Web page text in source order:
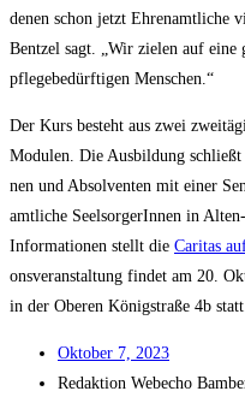
denen schon jetzt Ehren­amt­li­che
Bent­zel sagt. „Wir zie­len auf
pfle­ge­be­dürf­ti­gen Menschen.“
Der Kurs besteht aus zwei
Modu­len. Die Aus­bil­dung
nen und Absol­ven­ten mit einer
amt­li­che Seel­sor­ge­rIn­nen in
Infor­ma­tio­nen stellt die Cari­tas
ons­ver­an­stal­tung fin­det am 20.
in der Obe­ren König­stra­ße 4b
Okto­ber 7, 2023
Redak­ti­on Web­echo